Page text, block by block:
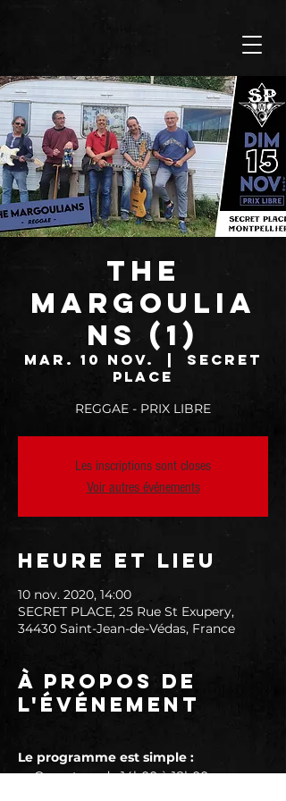
THE
MARGOULIA
NS (1)
mar. 10 nov.
SECRET
PLACE
REGGAE - PRIX LIBRE
Les inscriptions sont closes
Voir autres événements
Heure et lieu
10 nov. 2020, 14:00
SECRET PLACE, 25 Rue St Exupery,
34430 Saint-Jean-de-Védas, France
À propos de
l'événement
Le programme est simple :
► Ouverture de 14h00 à 18h00